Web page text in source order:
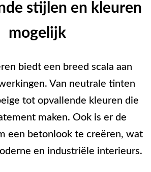
stijlen en kleuren
mogelijk
biedt een breed scala aan
Van neutrale tinten
tot opvallende kleuren die
maken. Ook is er de
een betonlook te creëren, wat
en industriële interieurs.